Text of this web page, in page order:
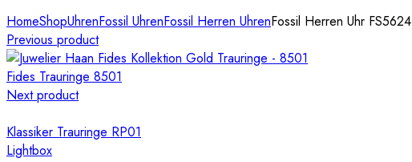
HomeShopUhrenFossil UhrenFossil Herren UhrenFossil Herren Uhr FS5624
Previous product
Fides Trauringe 8501
Next product
Klassiker Trauringe RP01
Lightbox